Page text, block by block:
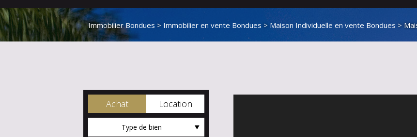
Immobilier Bondues > Immobilier en vente Bondues > Maison Individuelle en vente Bondues >
Achat Location
Type de bien